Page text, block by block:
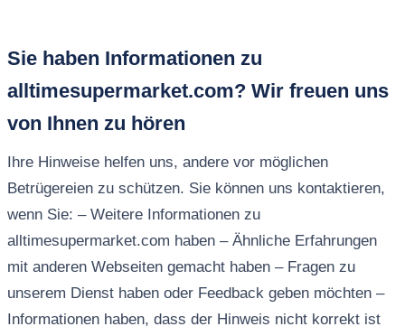
Sie haben Informationen zu
alltimesupermarket.com? Wir freuen uns
von Ihnen zu hören
Ihre Hinweise helfen uns, andere vor möglichen
Betrügereien zu schützen. Sie können uns kontaktieren,
wenn Sie: – Weitere Informationen zu
alltimesupermarket.com haben – Ähnliche Erfahrungen
mit anderen Webseiten gemacht haben – Fragen zu
unserem Dienst haben oder Feedback geben möchten –
Informationen haben, dass der Hinweis nicht korrekt ist